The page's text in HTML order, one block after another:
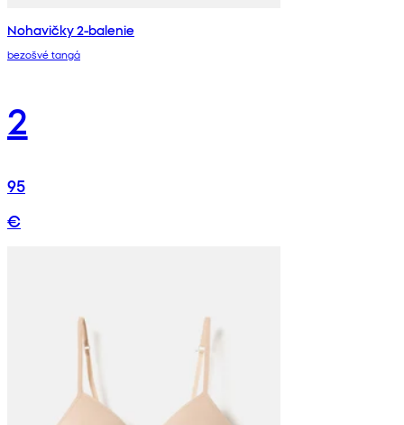
Nohavičky 2-balenie
bezošvé tangá
2
95
€